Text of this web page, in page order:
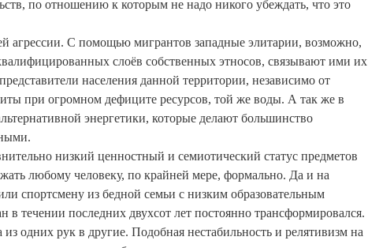
по отношению к которым не надо никого убеждать, что это
агрессии. С помощью мигрантов западные элитарии, возможно,
слоёв собственных этносов, связывают ими их
населения данной территории, независимо от
при огромном дефиците ресурсов, той же воды. А так же в
энергетики, которые делают большинство
низкий ценностный и семиотический статус предметов
любому человеку, по крайней мере, формально. Да и на
спортсмену из бедной семьи с низким образовательным
течении последних двухсот лет постоянно трансформировался.
одних рук в другие. Подобная нестабильность и релятивизм на